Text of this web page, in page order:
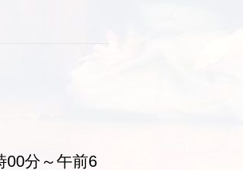
分～午前6